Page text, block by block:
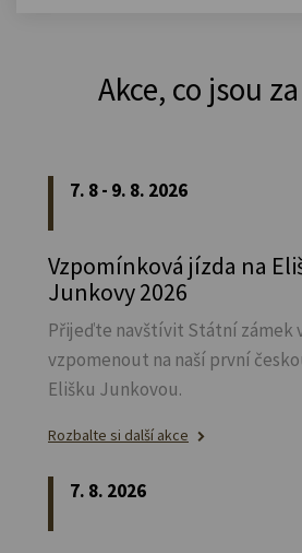
Akce, co jsou
7. 8 - 9. 8. 2026
Vzpomínková jízda na
Junkovy 2026
Přijeďte navštívit Státní zámek
vzpomenout na naší první
Elišku Junkovou.
Rozbalte si další akce
7. 8. 2026